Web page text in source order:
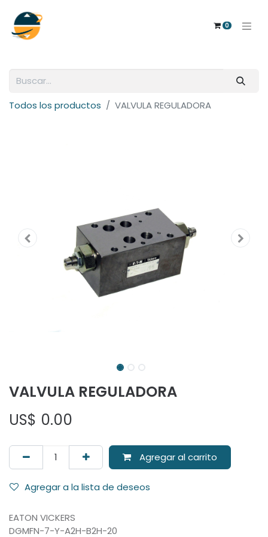
0
Todos los productos VALVULA REGULADORA
VALVULA REGULADORA
US$ 0.00
Agregar al carrito
Agregar a la lista de deseos
EATON VICKERS
DGMFN-7-Y-A2H-B2H-20